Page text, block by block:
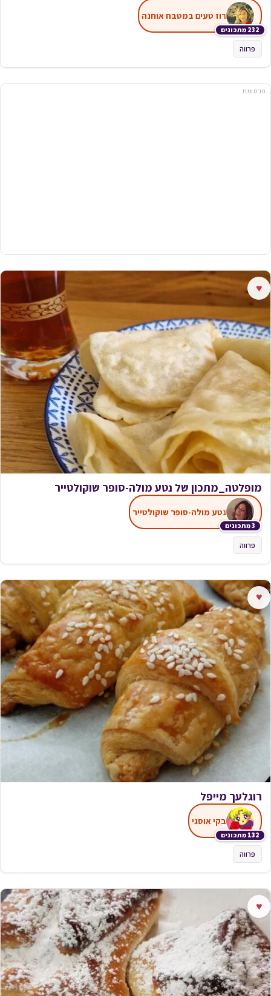
232 מתכונים
רוז טעים במטבח אוחנה
פרווה
פרסומת
♥
מופלטה_מתכון של נטע מולה-סופר שוקולטייר
3 מתכונים
נטע מולה-סופר שוקולטייר
פרווה
♥
רוגלעך מייפל
132 מתכונים
בקי אוסגי
פרווה
♥